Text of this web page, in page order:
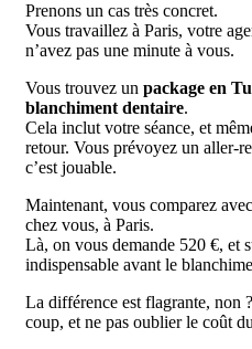
Prenons un cas très concret.
Vous travaillez à Paris, votre
n’avez pas une minute à vous.
Vous trouvez un package en
blanchiment dentaire.
Cela inclut votre séance, et
retour. Vous prévoyez un aller-
c’est jouable.
Maintenant, vous comparez
chez vous, à Paris.
Là, on vous demande 520 €, et
indispensable avant le
La différence est flagrante, non
coup, et ne pas oublier le coût